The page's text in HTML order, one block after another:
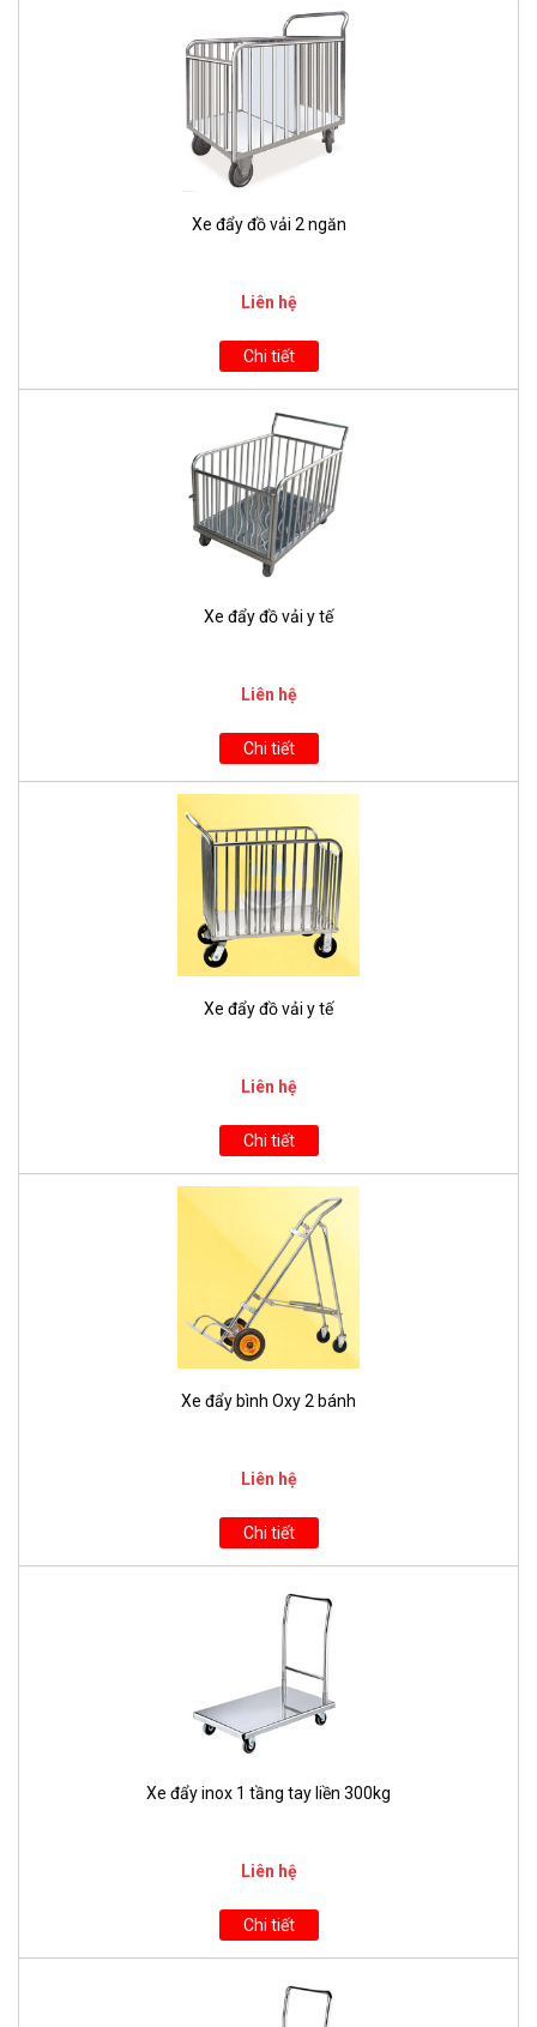
Xe đẩy đồ vải 2 ngăn
Liên hệ
Chi tiết
Xe đẩy đồ vải y tế
Liên hệ
Chi tiết
Xe đẩy đồ vải y tế
Liên hệ
Chi tiết
Xe đẩy bình Oxy 2 bánh
Liên hệ
Chi tiết
Xe đẩy inox 1 tầng tay liền 300kg
Liên hệ
Chi tiết